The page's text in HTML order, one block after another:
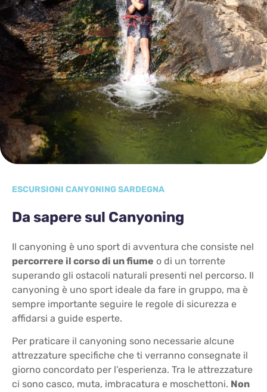
ESCURSIONI CANYONING SARDEGNA
Da sapere sul Canyoning
Il canyoning è uno sport di avventura che consiste nel
percorrere il corso di un fiume o di un torrente
superando gli ostacoli naturali presenti nel percorso. Il
canyoning è uno sport ideale da fare in gruppo, ma è
sempre importante seguire le regole di sicurezza e
affidarsi a guide esperte.
Per praticare il canyoning sono necessarie alcune
attrezzature specifiche che ti verranno consegnate il
giorno concordato per l’esperienza. Tra le attrezzature
ci sono casco, muta, imbracatura e moschettoni. Non